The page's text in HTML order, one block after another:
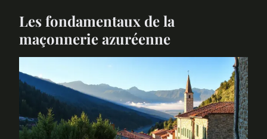
Les fondamentaux de la
maçonnerie azuréenne